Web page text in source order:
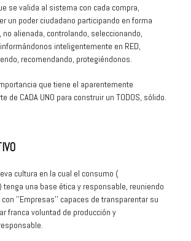
se valida al sistema con cada compra,
un poder ciudadano participando en forma
no alienada, controlando, seleccionando,
inteligentemente en RED,
recomendando, protegiéndonos.
que tiene el aparentemente
de CADA UNO para construir un TODOS, sólido.
cultura en la cual el consumo (
tenga una base ética y responsable, reuniendo
''Empresas'' capaces de transparentar su
franca voluntad de producción y